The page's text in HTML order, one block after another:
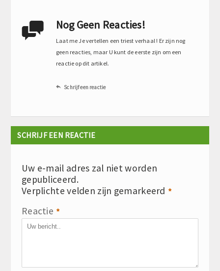
 Nog Geen Reacties!
Laat me Je vertellen een triest verhaal ! Er zijn nog
geen reacties, maar U kunt de eerste zijn om een
reactie op dit artikel.
 Schrijf een reactie
SCHRIJF EEN REACTIE
Uw e-mail adres zal niet worden
gepubliceerd.
Verplichte velden zijn gemarkeerd *
Reactie *